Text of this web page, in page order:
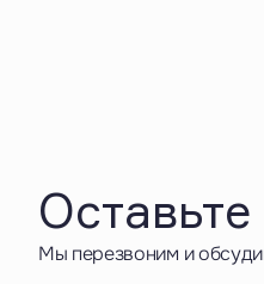
Мы перезвоним и